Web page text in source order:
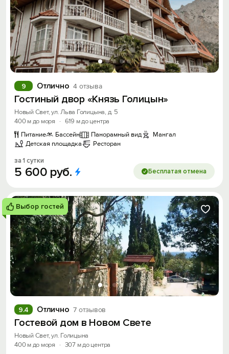
Отлично 4 отзыва
9
Гостиный двор «Князь Голицын»
Новый Свет, ул. Льва Голицына, д. 5
400 м до моря
· 619 м до центра
Питание
Бассейн Панорамный вид
Мангал
Детская площадка
Ресторан
за 1 сутки
5 600 руб. Бесплатая отмена
Выбор гостей
Отлично 7 отзывов
9.4
Гостевой дом в Новом Свете
Новый Свет, ул. Голицына
400 м до моря
· 307 м до центра